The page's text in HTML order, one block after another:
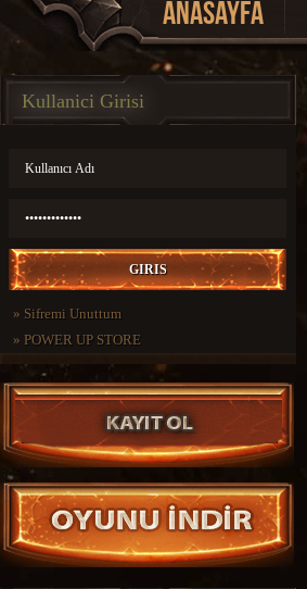
Anasayfa
Kullanici Girisi
» Sifremi Unuttum
» POWER UP STORE